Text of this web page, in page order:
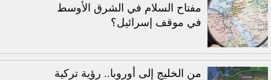
مفتاح السلام في الشرق الأوسط
في موقف إسرائيل؟
من الخليج إلى أوروبا.. رؤية تركية